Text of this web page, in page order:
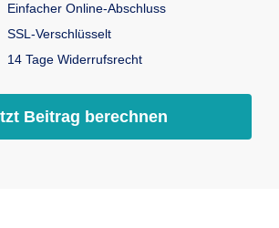
Einfacher Online-Abschluss
SSL-Verschlüsselt
14 Tage Widerrufsrecht
Beitrag berechnen